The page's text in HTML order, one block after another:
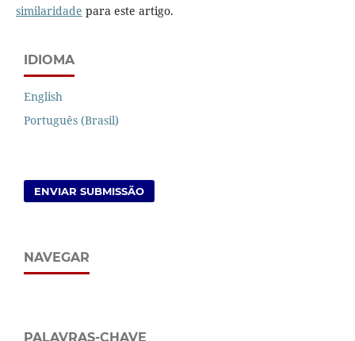
similaridade para este artigo.
IDIOMA
English
Português (Brasil)
ENVIAR SUBMISSÃO
NAVEGAR
PALAVRAS-CHAVE